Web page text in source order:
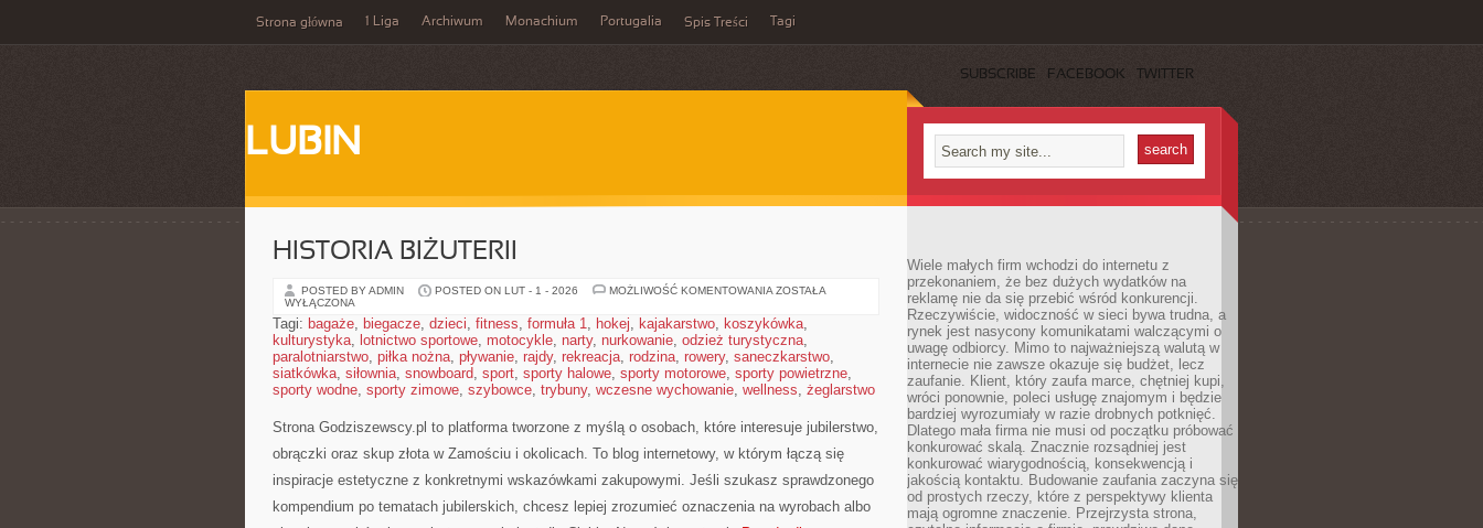
Strona główna 1 Liga Archiwum Monachium Portugalia Spis Treści Tagi
SUBSCRIBE FACEBOOK TWITTER
LUBIN
HISTORIA BIŻUTERII
POSTED BY ADMIN POSTED ON LUT - 1 - 2026 MOŻLIWOŚĆ KOMENTOWANIA HISTORIA
ZOSTAŁA
WYŁĄCZONA
Tagi: bagaże, biegacze, dzieci, fitness, formuła 1, hokej, kajakarstwo, koszykówka,
kulturystyka, lotnictwo sportowe, motocykle, narty, nurkowanie, odzież turystyczna,
paralotniarstwo, piłka nożna, pływanie, rajdy, rekreacja, rodzina, rowery, saneczkarstwo,
siatkówka, siłownia, snowboard, sport, sporty halowe, sporty motorowe, sporty powietrzne,
sporty wodne, sporty zimowe, szybowce, trybuny, wczesne wychowanie, wellness, żeglarstwo
Strona Godziszewscy.pl to platforma tworzone z myślą o osobach, które interesuje jubilerstwo,
obrączki oraz skup złota w Zamościu i okolicach. To blog internetowy, w którym łączą się
inspiracje estetyczne z konkretnymi wskazówkami zakupowymi. Jeśli szukasz sprawdzonego
kompendium po tematach jubilerskich, chcesz lepiej zrozumieć oznaczenia na wyrobach albo
Wiele małych firm wchodzi do internetu z
przekonaniem, że bez dużych wydatków na
reklamę nie da się przebić wśród konkurencji.
Rzeczywiście, widoczność w sieci bywa trudna, a
rynek jest nasycony komunikatami walczącymi o
uwagę odbiorcy. Mimo to najważniejszą walutą w
internecie nie zawsze okazuje się budżet, lecz
zaufanie. Klient, który zaufa marce, chętniej kupi,
wróci ponownie, poleci usługę znajomym i będzie
bardziej wyrozumiały w razie drobnych potknięć.
Dlatego mała firma nie musi od początku próbować
konkurować skalą. Znacznie rozsądniej jest
konkurować wiarygodnością, konsekwencją i
jakością kontaktu. Budowanie zaufania zaczyna się
od prostych rzeczy, które z perspektywy klienta
mają ogromne znaczenie. Przejrzysta strona,